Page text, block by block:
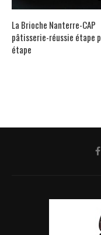
La Brioche Nanterre-CAP
pâtisserie-réussie étape
étape